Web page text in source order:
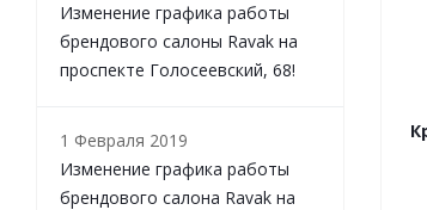
Изменение графика работы
брендового салоны Ravak на
проспекте Голосеевский, 68!
1 Февраля 2019
Изменение графика работы
брендового салона Ravak на